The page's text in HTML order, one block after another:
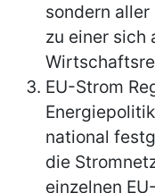
sondern
zu einer sich
EU-Strom
national
die
einzelnen